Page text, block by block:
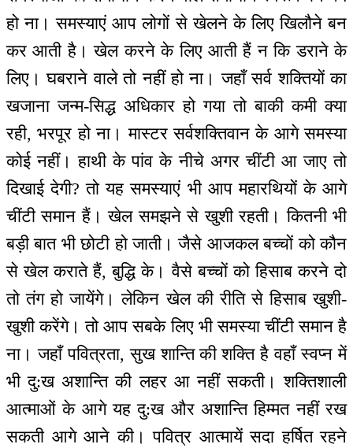
हो ना। समस्याएं आप लोगों से खेलने के लिए खिलौने बन
कर आती है। खेल करने के लिए आती हैं न कि डराने के
लिए। घबराने वाले तो नहीं हो ना। जहाँ सर्व शक्तियों का
खजाना जन्म-सिद्ध अधिकार हो गया तो बाकी कमी क्या
रही, भरपूर हो ना। मास्टर सर्वशक्तिवान के आगे समस्या
कोई नहीं। हाथी के पांव के नीचे अगर चींटी आ जाए तो
दिखाई देगी? तो यह समस्याएं भी आप महारथियों के आगे
चींटी समान हैं। खेल समझने से खुशी रहती। कितनी भी
बड़ी बात भी छोटी हो जाती। जैसे आजकल बच्चों को कौन
से खेल कराते हैं, बुद्धि के। वैसे बच्चों को हिसाब करने दो
तो तंग हो जायेंगे। लेकिन खेल की रीति से हिसाब खुशी-
खुशी करेंगे। तो आप सबके लिए भी समस्या चींटी समान है
ना। जहाँ पवित्रता, सुख शान्ति की शक्ति है वहाँ स्वप्न में
भी दु:ख अशान्ति की लहर आ नहीं सकती। शक्तिशाली
आत्माओं के आगे यह दु:ख और अशान्ति हिम्मत नहीं रख
सकती आगे आने की। पवित्र आत्मायें सदा हर्षित रहने